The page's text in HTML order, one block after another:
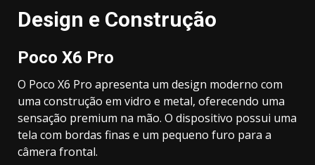
Design e Construção
Poco X6 Pro
O Poco X6 Pro apresenta um design moderno com
uma construção em vidro e metal, oferecendo uma
sensação premium na mão. O dispositivo possui uma
tela com bordas finas e um pequeno furo para a
câmera frontal.